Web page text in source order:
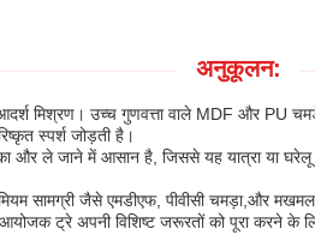
अनुकूलन:
मिश्रण। उच्च गुणवत्ता वाले MDF और PU
स्पर्श जोड़ती है।
और ले जाने में आसान है, जिससे यह यात्रा
सामग्री जैसे एमडीएफ, पीवीसी चमड़ा,और
ट्रे अपनी विशिष्ट जरूरतों को पूरा करने के